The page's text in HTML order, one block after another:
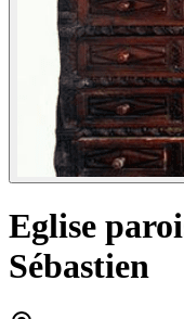
Eglise
Sébastien